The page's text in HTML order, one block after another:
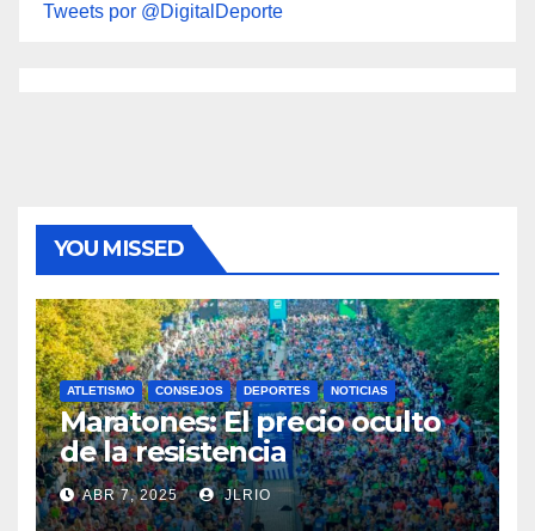
Tweets por @DigitalDeporte
YOU MISSED
ATLETISMO CONSEJOS DEPORTES NOTICIAS
Maratones: El precio oculto
de la resistencia
ABR 7, 2025 JLRIO